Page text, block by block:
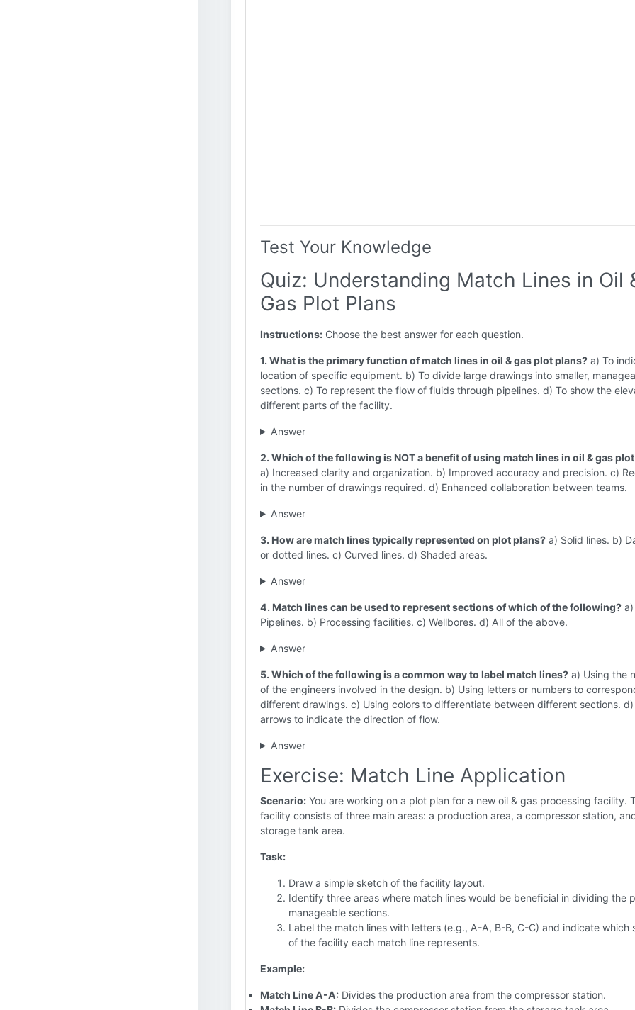
Test Your Knowledge
Quiz: Understanding Match Lines in Oil
Gas Plot Plans
Instructions: Choose the best answer for each question.
1. What is the primary function of match lines in oil & gas plot plans? a) To
location of specific equipment. b) To divide large drawings into smaller,
sections. c) To represent the flow of fluids through pipelines. d) To show the
different parts of the facility.
Answer
2. Which of the following is NOT a benefit of using match lines in oil & gas
a) Increased clarity and organization. b) Improved accuracy and precision. c)
in the number of drawings required. d) Enhanced collaboration between teams.
Answer
3. How are match lines typically represented on plot plans? a) Solid lines. b)
or dotted lines. c) Curved lines. d) Shaded areas.
Answer
4. Match lines can be used to represent sections of which of the following? a)
Pipelines. b) Processing facilities. c) Wellbores. d) All of the above.
Answer
5. Which of the following is a common way to label match lines? a) Using the
of the engineers involved in the design. b) Using letters or numbers to
different drawings. c) Using colors to differentiate between different sections. d)
arrows to indicate the direction of flow.
Answer
Exercise: Match Line Application
Scenario: You are working on a plot plan for a new oil & gas processing facility.
facility consists of three main areas: a production area, a compressor station,
storage tank area.
Task:
Draw a simple sketch of the facility layout.
Identify three areas where match lines would be beneficial in dividing the
manageable sections.
Label the match lines with letters (e.g., A-A, B-B, C-C) and indicate which
of the facility each match line represents.
Example:
Match Line A-A: Divides the production area from the compressor station.